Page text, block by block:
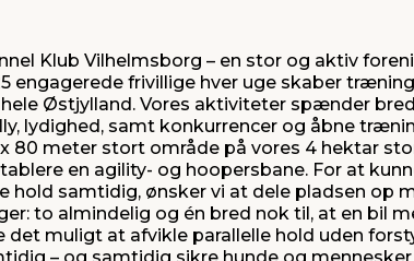
Klub Vilhelmsborg – en stor og aktiv
engagerede frivillige hver uge skaber
hele Østjylland. Vores aktiviteter spænder
lydighed, samt konkurrencer og åbne
80 meter stort område på vores 4 hektar
en agility- og hoopersbane. For at
hold samtidig, ønsker vi at dele pladsen op
to almindelig og én bred nok til, at en bil
det muligt at afvikle parallelle hold uden
– og samtidig sikre hunde og